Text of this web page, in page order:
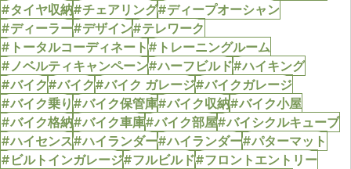
#タイヤ収納#チェアリング#ディープオーシャン
#ディーラー#デザイン#テレワーク
#トータルコーディネート#トレーニングルーム
#ノベルティキャンペーン#ハーフビルド#ハイキング
#バイク#バイク#バイク ガレージ#バイクガレージ
#バイク乗り#バイク保管庫#バイク収納#バイク小屋
#バイク格納#バイク車庫#バイク部屋#バイシクルキューブ
#ハイセンス#ハイランダー#ハイランダー#パターマット
#ビルトインガレージ#フルビルド#フロントエントリー